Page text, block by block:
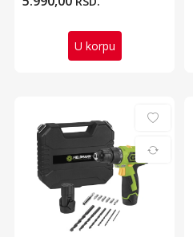
U korpu